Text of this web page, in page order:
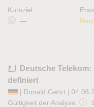
Kursziel
—
Deutsche
definiert
| Ronald Gehrt |
Gültigkeit der Analyse: